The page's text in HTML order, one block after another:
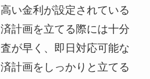
い金利が設定されている
計画を立てる際には十分
が早く、即日対応可能な
計画をしっかりと立てる